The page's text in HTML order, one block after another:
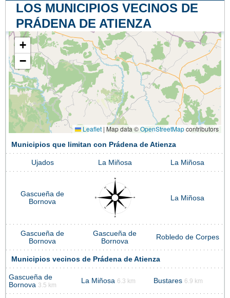
LOS MUNICIPIOS VECINOS DE
PRÁDENA DE ATIENZA
+
−
Leaflet | Map data ©OpenStreetMapcontributors
Municipios que limitan con Prádena de Atienza
Ujados La Miñosa La Miñosa
Gascueña de
Bornova
La Miñosa
Gascueña de
Bornova
Gascueña de
Bornova
Robledo de Corpes
Municipios vecinos de Prádena de Atienza
Gascueña de
Bornova 3.5 km
La Miñosa 6.3 km Bustares 6.9 km